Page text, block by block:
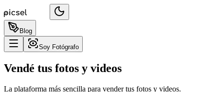
Blog
Soy Fotógrafo
Vendé tus fotos y videos
La plataforma más sencilla para vender tus fotos y videos.